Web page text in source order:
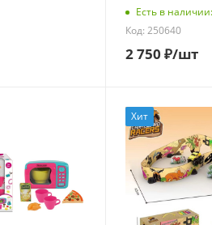
Есть в
Код: 250640
2 750 ₽/шт
Хит